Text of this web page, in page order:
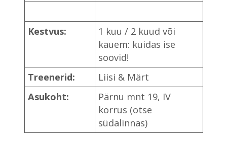
Kestvus:
1 kuu / 2 kuud või
kauem: kuidas ise
soovid!
Treenerid:
Liisi & Märt
Asukoht:
Pärnu mnt 19, IV
korrus (otse
südalinnas)